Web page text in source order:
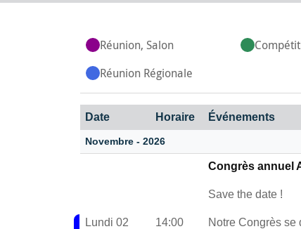
Réunion, Salon
Réunion Régionale
Date Horaire Événements
Novembre - 2026
Lundi 02 14:00
Congrès annuel
Save the date !
Notre Congrès se